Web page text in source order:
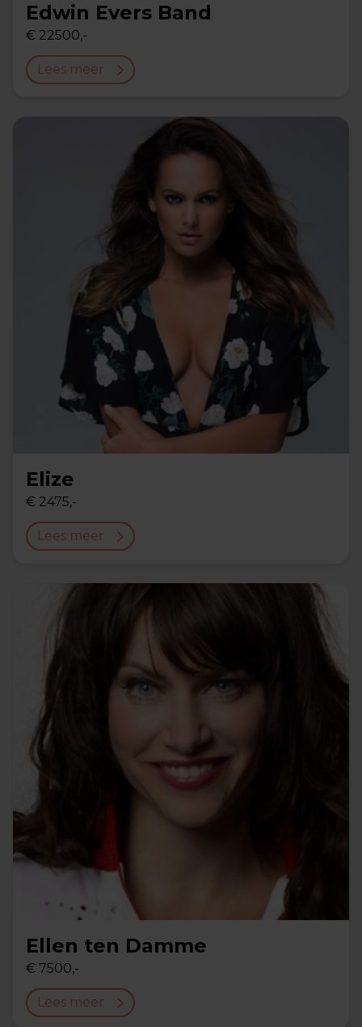
Edwin Evers Band
€ 22500,-
Lees meer
Elize
€ 2475,-
Lees meer
Ellen ten Damme
€ 7500,-
Lees meer